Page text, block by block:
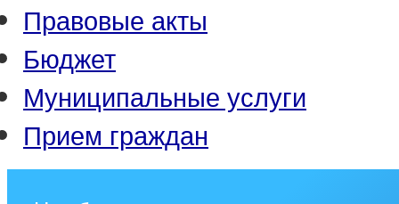
Правовые акты
Бюджет
Муниципальные услуги
Прием граждан